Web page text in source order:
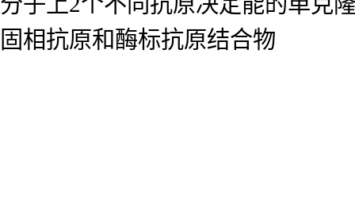
固相抗原和酶标抗原结合物